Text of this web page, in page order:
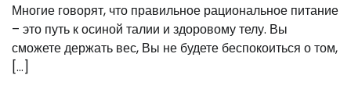
Многие говорят, что правильное рациональное питание
– это путь к осиной талии и здоровому телу. Вы
сможете держать вес, Вы не будете беспокоиться о том,
[…]